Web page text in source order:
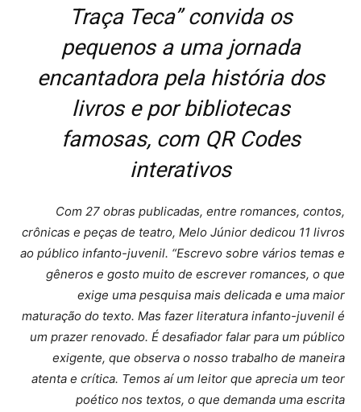
Traça Teca” convida os
pequenos a uma jornada
encantadora pela história dos
livros e por bibliotecas
famosas, com QR Codes
interativos
Com 27 obras publicadas, entre romances, contos,
crônicas e peças de teatro, Melo Júnior dedicou 11 livros
ao público infanto-juvenil. “Escrevo sobre vários temas e
gêneros e gosto muito de escrever romances, o que
exige uma pesquisa mais delicada e uma maior
maturação do texto. Mas fazer literatura infanto-juvenil é
um prazer renovado. É desafiador falar para um público
exigente, que observa o nosso trabalho de maneira
atenta e crítica. Temos aí um leitor que aprecia um teor
poético nos textos, o que demanda uma escrita